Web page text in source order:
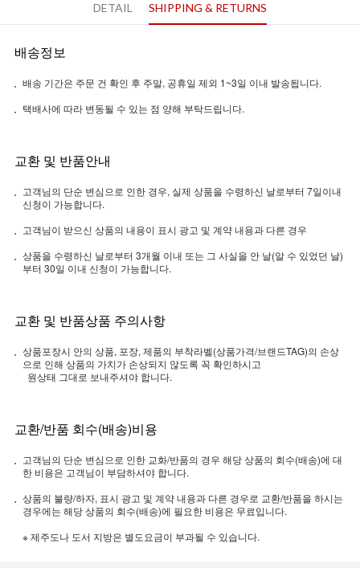
DETAIL SHIPPING & RETURNS
배송정보
배송 기간은 주문 건 확인 후 주말, 공휴일 제외 1~3일 이내 발송됩니다.
택배사에 따라 변동될 수 있는 점 양해 부탁드립니다.
교환 및 반품안내
고객님의 단순 변심으로 인한 경우, 실제 상품을 수령하신 날로부터 7일이내
신청이 가능합니다.
고객님이 받으신 상품의 내용이 표시 광고 및 계약 내용과 다른 경우
상품을 수령하신 날로부터 3개월 이내 또는 그 사실을 안 날(알 수 있었던 날)
부터 30일 이내 신청이 가능합니다.
교환 및 반품상품 주의사항
상품포장시 안의 상품, 포장, 제품의 부착라벨(상품가격/브랜드TAG)의 손상
으로 인해 상품의 가치가 손상되지 않도록 꼭 확인하시고
원상태 그대로 보내주셔야 합니다.
교환/반품 회수(배송)비용
고객님의 단순 변심으로 인한 교화/반품의 경우 해당 상품의 회수(배송)에 대
한 비용은 고객님이 부담하셔야 합니다.
상품의 불량/하자, 표시 광고 및 계약 내용과 다른 경우로 교환/반품을 하시는
경우에는 해당 상품의 회수(배송)에 필요한 비용은 무료입니다.
※ 제주도나 도서 지방은 별도요금이 부과될 수 있습니다.